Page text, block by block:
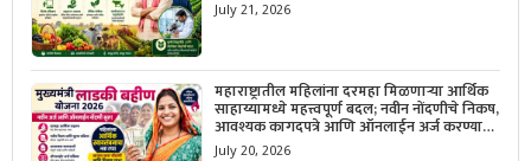
July 21, 2026
महाराष्ट्रातील महिलांना दरमहा मिळणाऱ्या आर्थिक
साहाय्यामध्ये महत्त्वपूर्ण बदल; नवीन नोंदणीचे निकष,
आवश्यक कागदपत्रे आणि ऑनलाईन अर्ज करण्याची
सोपी प्रक्रिया जाणून घ्या.
July 20, 2026